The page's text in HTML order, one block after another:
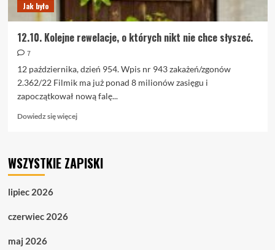
Jak było
12.10. Kolejne rewelacje, o których nikt nie chce słyszeć.
7
12 października, dzień 954. Wpis nr 943 zakażeń/zgonów
2.362/22 Filmik ma już ponad 8 milionów zasięgu i
zapoczątkował nową falę...
Dowiedz się więcejDowiedz
12.10.
WSZYSTKIE ZAPISKI
lipiec 2026
czerwiec 2026
maj 2026